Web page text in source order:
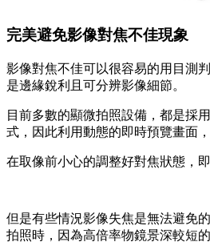
完美避免影像對焦不佳現象
影像對焦不佳可以很容易的用目測
是邊緣銳利且可分辨影像細節。
目前多數的顯微拍照設備，都是採
式，因此利用動態的即時預覽畫面，
在取像前小心的調整好對焦狀態，
但是有些情況影像失焦是無法避免
拍照時，因為高倍率物鏡景深較短的